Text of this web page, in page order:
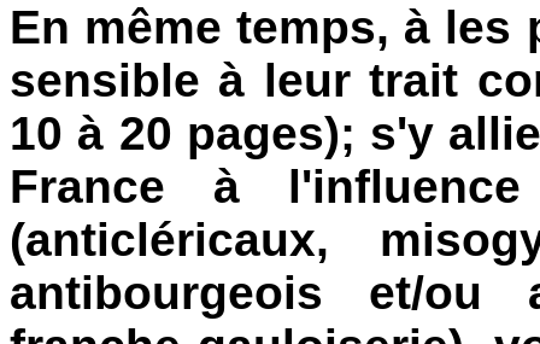
En même temps, à
sensible à leur trait
10 à 20 pages); s'y
France à
(anticléricaux,
antibourgeois et/ou